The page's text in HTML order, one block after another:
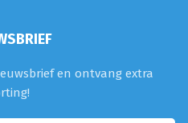
en ontvang extra